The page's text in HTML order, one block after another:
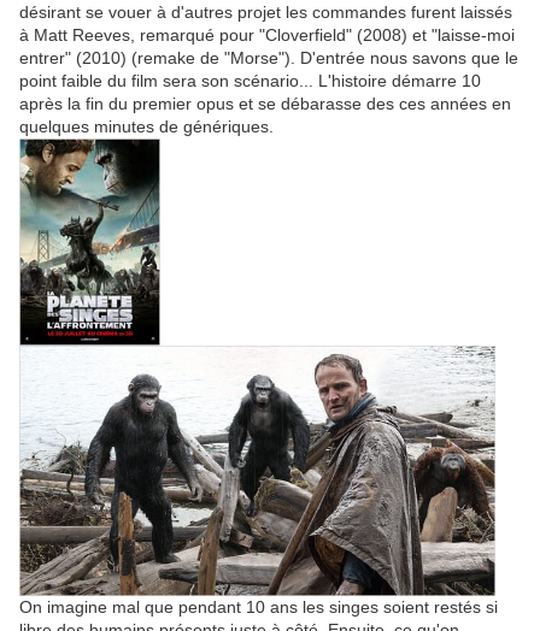
désirant se vouer à d'autres projet les commandes furent laissés
à Matt Reeves, remarqué pour "Cloverfield" (2008) et "laisse-moi
entrer" (2010) (remake de "Morse"). D'entrée nous savons que le
point faible du film sera son scénario... L'histoire démarre 10
après la fin du premier opus et se débarasse des ces années en
quelques minutes de génériques.
On imagine mal que pendant 10 ans les singes soient restés si